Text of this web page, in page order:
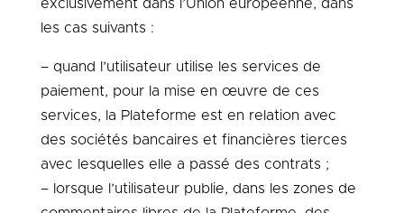
exclusivement dans l’Union européenne, dans
les cas suivants :
– quand l’utilisateur utilise les services de
paiement, pour la mise en œuvre de ces
services, la Plateforme est en relation avec
des sociétés bancaires et financières tierces
avec lesquelles elle a passé des contrats ;
– lorsque l’utilisateur publie, dans les zones de